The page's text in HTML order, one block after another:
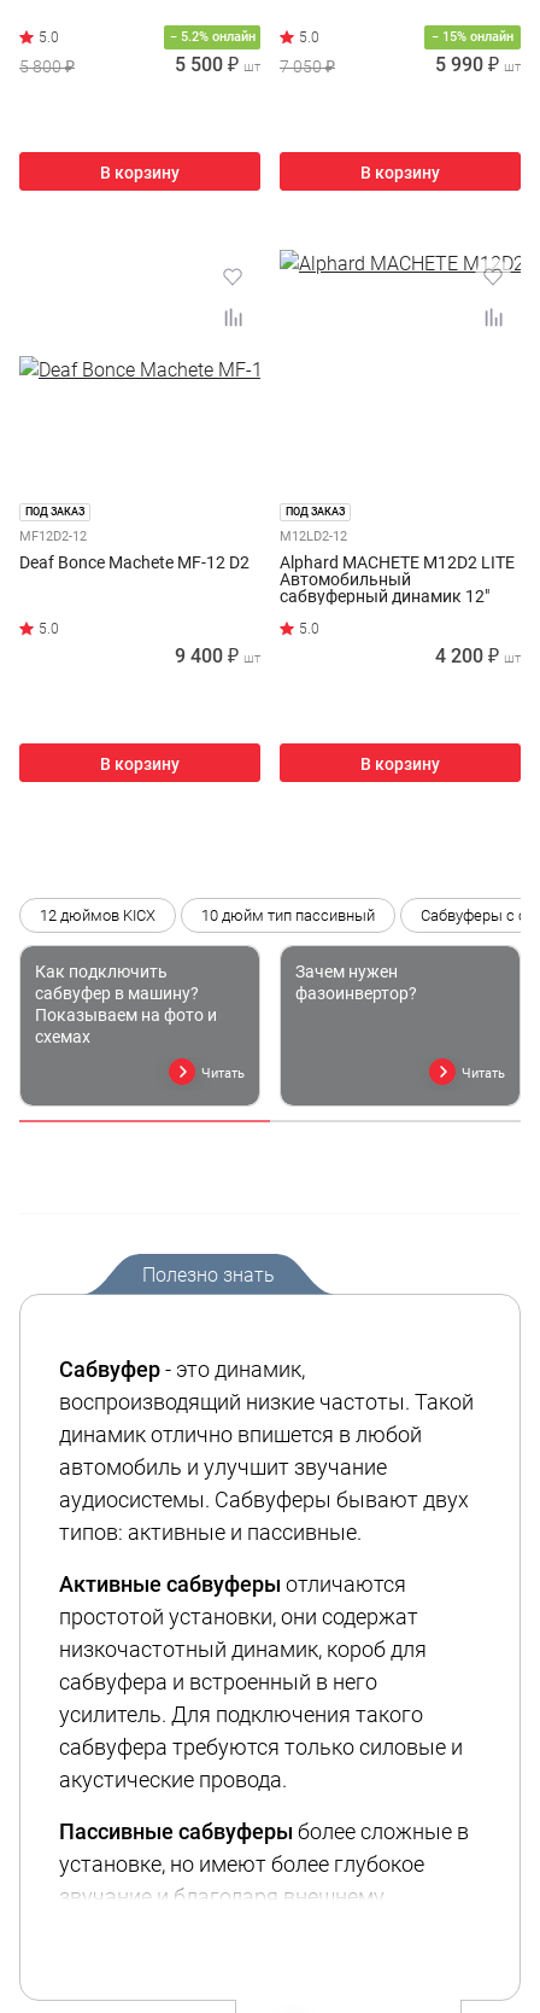
− 5.2% онлайн
5 800 ₽ 5 500 ₽ шт
В корзину
− 15% онлайн
7 050 ₽ 5 990 ₽ шт
В корзину
ПОД ЗАКАЗ
MF12D2-12
Deaf Bonce Machete MF-12 D2
9 400 ₽ шт
В корзину
ПОД ЗАКАЗ
M12LD2-12
Alphard MACHETE M12D2 LITE
Автомобильный
сабвуферный динамик 12"
4 200 ₽ шт
В корзину
12 дюймов KICX 10 дюйм тип пассивный Сабвуферы с
Как подключить
сабвуфер в машину?
Показываем на фото и
схемах
Читать
Зачем нужен
фазоинвертор?
Читать
Полезно знать
Сабвуфер- это динамик,
воспроизводящий низкие частоты. Такой
динамик отлично впишется в любой
автомобиль и улучшит звучание
аудиосистемы. Сабвуферы бывают двух
типов: активные и пассивные.
Активные сабвуферы отличаются
простотой установки, они содержат
низкочастотный динамик, короб для
сабвуфера и встроенный в него
усилитель. Для подключения такого
сабвуфера требуются только силовые и
акустические провода.
Пассивные сабвуферы более сложные в
установке, но имеют более глубокое
звучание и благодаря внешнему
индивидуальных предпочтений. Для